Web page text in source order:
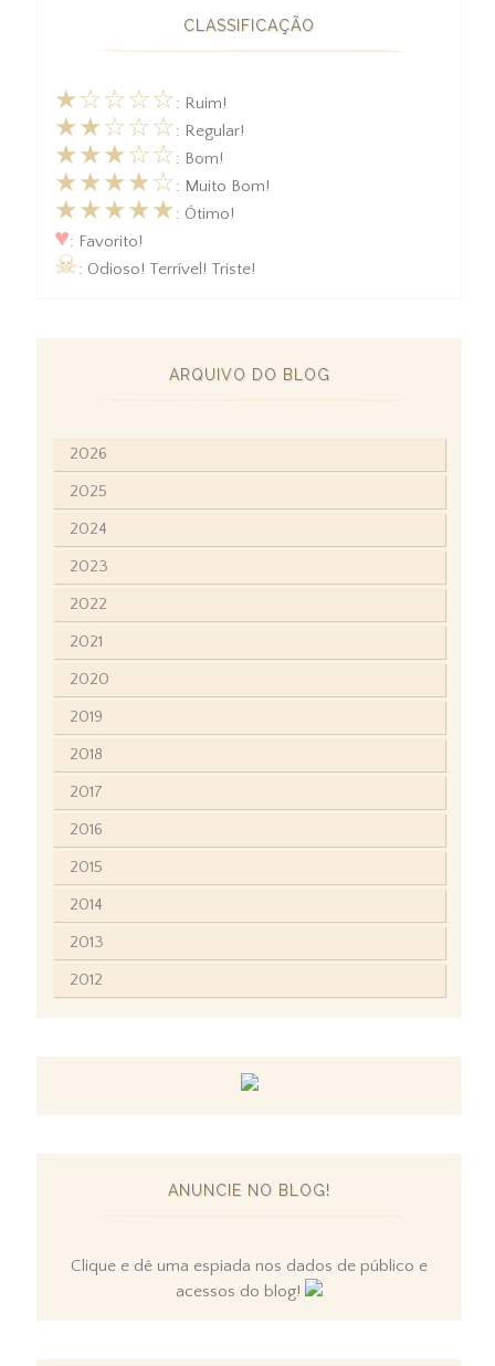
CLASSIFICAÇÃO
★☆☆☆☆: Ruim!
★★☆☆☆: Regular!
★★★☆☆: Bom!
★★★★☆: Muito Bom!
★★★★★: Ótimo!
♥: Favorito!
☠: Odioso! Terrível! Triste!
ARQUIVO DO BLOG
2026
2025
2024
2023
2022
2021
2020
2019
2018
2017
2016
2015
2014
2013
2012
ANUNCIE NO BLOG!
Clique e dê uma espiada nos dados de público e
acessos do blog!